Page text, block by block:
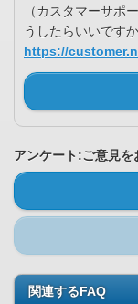
（カスタマーサポ
うしたらいいですか
https://
アンケート:ご意見を
関連するFAQ